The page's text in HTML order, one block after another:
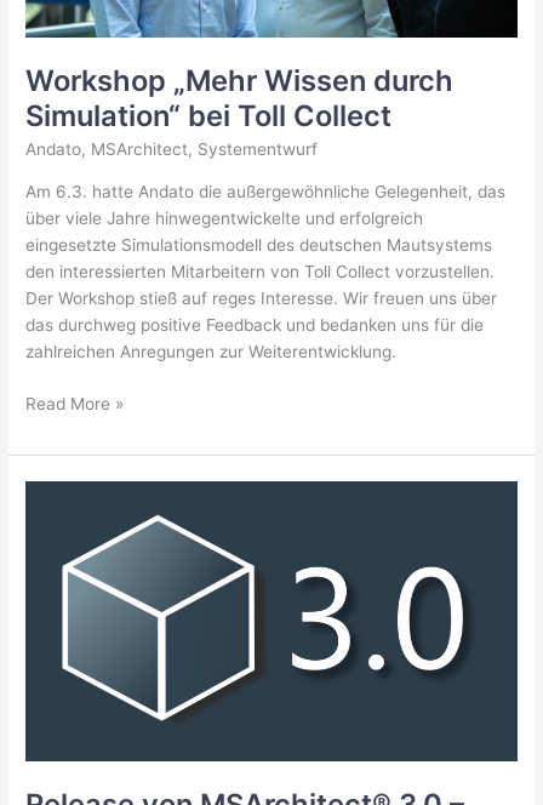
Workshop „Mehr Wissen durch
Simulation“ bei Toll Collect
Andato, MSArchitect, Systementwurf
Am 6.3. hatte Andato die außergewöhnliche Gelegenheit, das
über viele Jahre hinwegentwickelte und erfolgreich
eingesetzte Simulationsmodell des deutschen Mautsystems
den interessierten Mitarbeitern von Toll Collect vorzustellen.
Der Workshop stieß auf reges Interesse. Wir freuen uns über
das durchweg positive Feedback und bedanken uns für die
zahlreichen Anregungen zur Weiterentwicklung.
Workshop
Wissen
durch
Read More »